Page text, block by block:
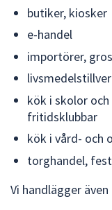
butiker, kiosker
e-handel
importörer,
kök i skolor
fritidsklubbar
kök i vård- och
torghandel,
Vi handlägger även